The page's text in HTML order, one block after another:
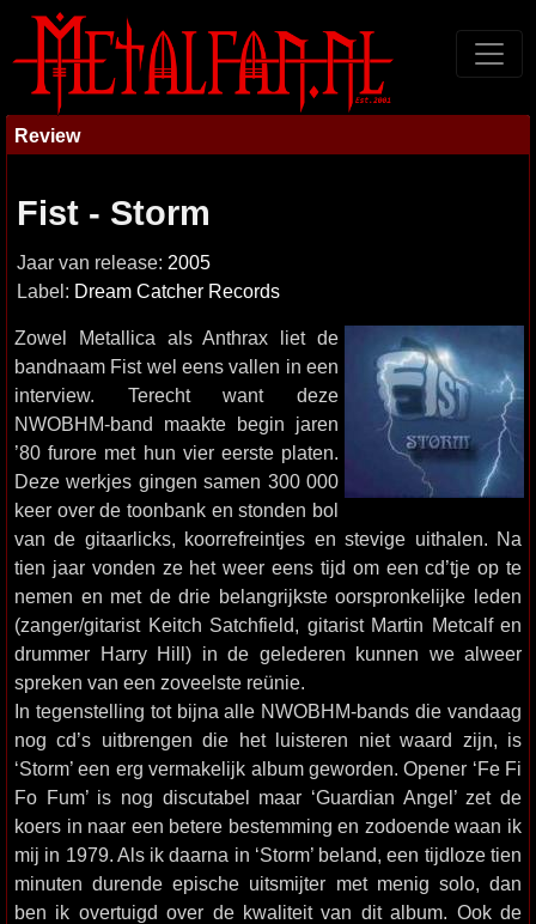
Review
Fist - Storm
Jaar van release: 2005
Label: Dream Catcher Records
Zowel Metallica als Anthrax liet de
bandnaam Fist wel eens vallen in een
interview. Terecht want deze
NWOBHM-band maakte begin jaren
’80 furore met hun vier eerste platen.
Deze werkjes gingen samen 300 000
keer over de toonbank en stonden bol
van de gitaarlicks, koorrefreintjes en stevige uithalen. Na
tien jaar vonden ze het weer eens tijd om een cd’tje op te
nemen en met de drie belangrijkste oorspronkelijke leden
(zanger/gitarist Keitch Satchfield, gitarist Martin Metcalf en
drummer Harry Hill) in de gelederen kunnen we alweer
spreken van een zoveelste reünie.
In tegenstelling tot bijna alle NWOBHM-bands die vandaag
nog cd’s uitbrengen die het luisteren niet waard zijn, is
‘Storm’ een erg vermakelijk album geworden. Opener ‘Fe Fi
Fo Fum’ is nog discutabel maar ‘Guardian Angel’ zet de
koers in naar een betere bestemming en zodoende waan ik
mij in 1979. Als ik daarna in ‘Storm’ beland, een tijdloze tien
minuten durende epische uitsmijter met menig solo, dan
ben ik overtuigd over de kwaliteit van dit album. Ook de